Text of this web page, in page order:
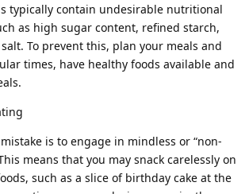
typically contain undesirable nutritional
as high sugar content, refined starch,
To prevent this, plan your meals and
times, have healthy foods available and
is to engage in mindless or “non-
means that you may snack carelessly on
such as a slice of birthday cake at the